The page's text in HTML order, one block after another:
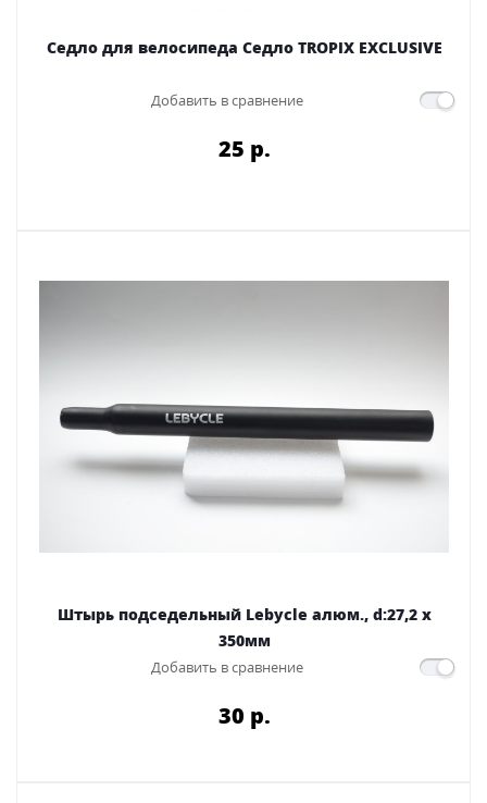
Седло для велосипеда Седло TROPIX EXCLUSIVE
Добавить в сравнение
25 p.
Штырь подседельный Lebycle алюм., d:27,2 x
350мм
Добавить в сравнение
30 p.